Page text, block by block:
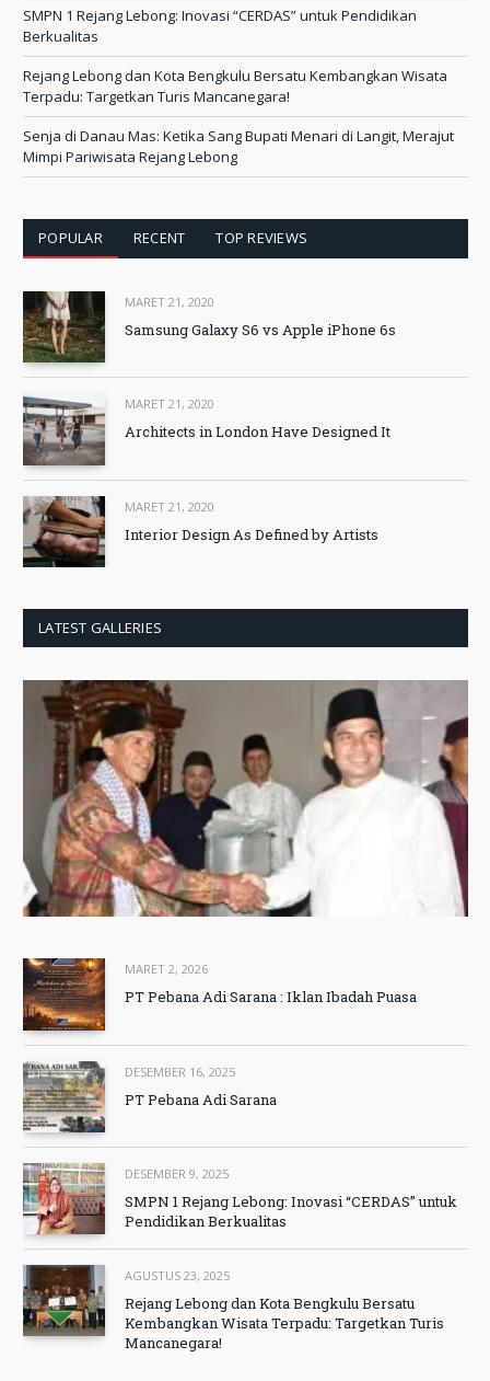
SMPN 1 Rejang Lebong: Inovasi “CERDAS” untuk Pendidikan
Berkualitas
Rejang Lebong dan Kota Bengkulu Bersatu Kembangkan Wisata
Terpadu: Targetkan Turis Mancanegara!
Senja di Danau Mas: Ketika Sang Bupati Menari di Langit, Merajut
Mimpi Pariwisata Rejang Lebong
POPULAR RECENT TOP REVIEWS
MARET 21, 2020
Samsung Galaxy S6 vs Apple iPhone 6s
MARET 21, 2020
Architects in London Have Designed It
MARET 21, 2020
Interior Design As Defined by Artists
LATEST GALLERIES
MARET 2, 2026
PT Pebana Adi Sarana : Iklan Ibadah Puasa
DESEMBER 16, 2025
PT Pebana Adi Sarana
DESEMBER 9, 2025
SMPN 1 Rejang Lebong: Inovasi “CERDAS” untuk
Pendidikan Berkualitas
AGUSTUS 23, 2025
Rejang Lebong dan Kota Bengkulu Bersatu
Kembangkan Wisata Terpadu: Targetkan Turis
Mancanegara!